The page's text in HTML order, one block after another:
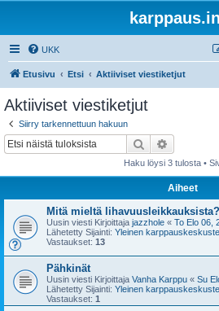
UKK
Etusivu Etsi Aktiiviset viestiketjut
Aktiiviset viestiketjut
Siirry tarkennettuun hakuun
Etsi
Haku löysi 3 tulosta •
Aiheet
Mitä mieltä lihavuusleikkauksista?
Uusin viesti Kirjoittaja jazzhole « To Elo 06,
Lähetetty Sijainti: Yleinen
Vastaukset: 13
Pähkinät
Uusin viesti Kirjoittaja Vanha Karppu « Su
Lähetetty Sijainti: Yleinen
Vastaukset: 1